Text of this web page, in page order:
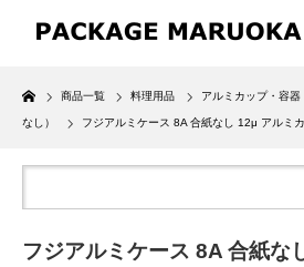
Home
商品一覧 料理用品 アルミカップ・容器
なし） フジアルミケース 8A 合紙なし 12μ アルミ
フジアルミケース 8A 合紙な